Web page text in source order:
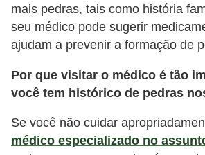
mais pedras, tais como história
seu médico pode sugerir
ajudam a prevenir a formação de
Por que visitar o médico é tão
você tem histórico de pedras
Se você não cuidar
médico especializado no